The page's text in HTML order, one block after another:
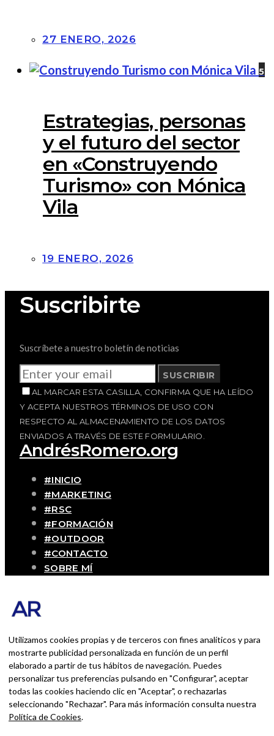
27 ENERO, 2026
5
Estrategias, personas
y el futuro del sector
en «Construyendo
Turismo» con Mónica
Vila
19 ENERO, 2026
Suscribirte
Suscríbete a nuestro boletín de noticias
SUSCRIBIR
AL MARCAR ESTA CASILLA, CONFIRMA QUE HA LEÍDO
Y ACEPTA NUESTROS TÉRMINOS DE USO CON
RESPECTO AL ALMACENAMIENTO DE LOS DATOS
ENVIADOS A TRAVÉS DE ESTE FORMULARIO.
AndrésRomero.org
#INICIO
#MARKETING
#RSC
#FORMACIÓN
#OUTDOOR
#CONTACTO
SOBRE MÍ
Romero. Experiencias personales y
con lo que hace cada día
BUSCAR POR:
BUSCAR
Ingresa las palabras de la búsqueda y presiona
Enter.
Utilizamos cookies propias y de terceros con fines analíticos y para
mostrarte publicidad personalizada en función de un perfil
elaborado a partir de tus hábitos de navegación. Puedes
personalizar tus preferencias pulsando en "Configurar", aceptar
todas las cookies haciendo clic en "Aceptar", o rechazarlas
seleccionando "Rechazar". Para más información consulta nuestra
Política de Cookies.